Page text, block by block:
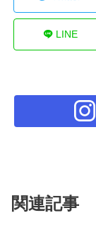
LINE
関連記事